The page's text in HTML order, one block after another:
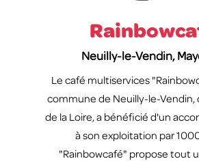
Le café multiservices
commune de Neuilly-le-Vendin,
de la Loire, a bénéficié d'un
à son exploitation par
"Rainbowcafé" propose tout
Neuilly-le-Vendin,